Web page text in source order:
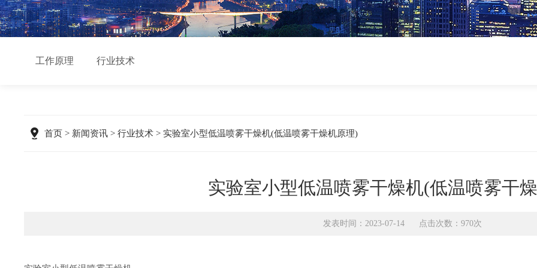
工作原理 行业技术
首页 > 新闻资讯 >行业技术 > 实验室小型低温喷雾干燥机(低温喷雾干燥机原理)
实验室小型低温喷雾干燥机(低温喷雾干
发表时间：2023-07-14 点击次数：970次